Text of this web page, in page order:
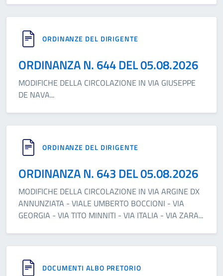
ORDINANZE DEL DIRIGENTE
ORDINANZA N. 644 DEL 05.08.2026
MODIFICHE DELLA CIRCOLAZIONE IN VIA GIUSEPPE
DE NAVA...
ORDINANZE DEL DIRIGENTE
ORDINANZA N. 643 DEL 05.08.2026
MODIFICHE DELLA CIRCOLAZIONE IN VIA ARGINE DX
ANNUNZIATA - VIALE UMBERTO BOCCIONI - VIA
GEORGIA - VIA TITO MINNITI - VIA ITALIA - VIA ZARA...
DOCUMENTI ALBO PRETORIO